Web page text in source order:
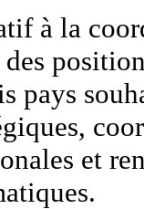
à la
pays
et